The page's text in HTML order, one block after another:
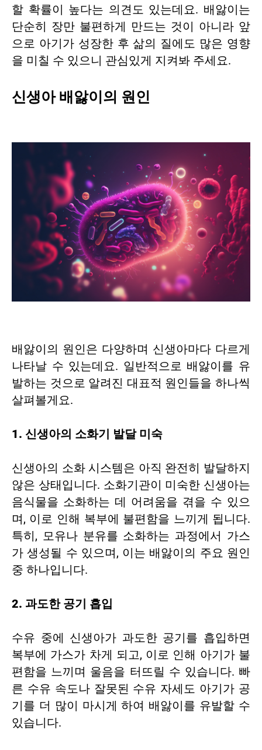
할 확률이 높다는 의견도 있는데요. 배앓이는
단순히 장만 불편하게 만드는 것이 아니라 앞
으로 아기가 성장한 후 삶의 질에도 많은 영향
을 미칠 수 있으니 관심있게 지켜봐 주세요.
신생아 배앓이의 원인
배앓이의 원인은 다양하며 신생아마다 다르게
나타날 수 있는데요. 일반적으로 배앓이를 유
발하는 것으로 알려진 대표적 원인들을 하나씩
살펴볼게요.
1. 신생아의 소화기 발달 미숙
신생아의 소화 시스템은 아직 완전히 발달하지
않은 상태입니다. 소화기관이 미숙한 신생아는
음식물을 소화하는 데 어려움을 겪을 수 있으
며, 이로 인해 복부에 불편함을 느끼게 됩니다.
특히, 모유나 분유를 소화하는 과정에서 가스
가 생성될 수 있으며, 이는 배앓이의 주요 원인
중 하나입니다.
2. 과도한 공기 흡입
수유 중에 신생아가 과도한 공기를 흡입하면
복부에 가스가 차게 되고, 이로 인해 아기가 불
편함을 느끼며 울음을 터뜨릴 수 있습니다. 빠
른 수유 속도나 잘못된 수유 자세도 아기가 공
기를 더 많이 마시게 하여 배앓이를 유발할 수
있습니다.